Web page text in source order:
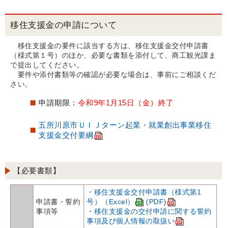
移住支援金の申請について
移住支援金の要件に該当する方は、移住支援金交付申請書
（様式第１号）のほか、必要な書類を添付して、商工観光課ま
で提出してください。
要件や添付書類等の確認が必要な場合は、事前にご相談くだ
さい。
申請期限： 令和9年1月15日（金）終了
五所川原市ＵＩＪターン起業・就業創出事業移住
支援金交付要綱
【必要書類】
申請書・誓約
事項等
・ 移住支援金交付申請書（様式第1
号）（Excel）
(PDF)
・ 移住支援金の交付申請に関する誓約
事項及び個人情報の取扱い